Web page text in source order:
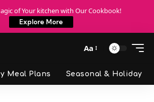
of Your kitchen with Our Cookbook!
Explore More
Aa
Meal Plans Seasonal & Holiday